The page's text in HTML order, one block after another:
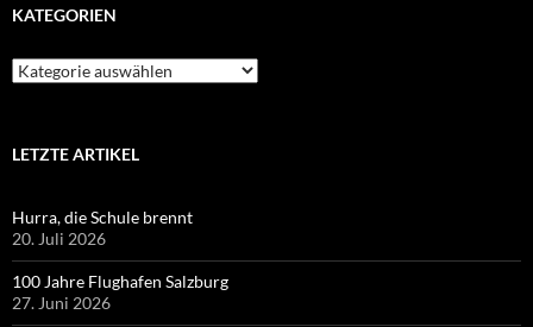
KATEGORIEN
Kategorien
LETZTE ARTIKEL
Hurra, die Schule brennt
20. Juli 2026
100 Jahre Flughafen Salzburg
27. Juni 2026